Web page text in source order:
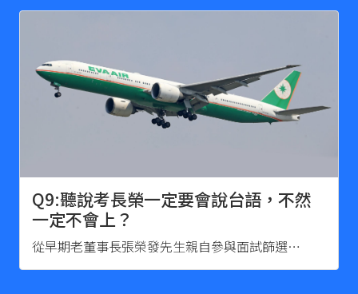
Q9:聽說考長榮一定要會說台語，不然
一定不會上？
從早期老董事長張榮發先生親自參與面試篩選…